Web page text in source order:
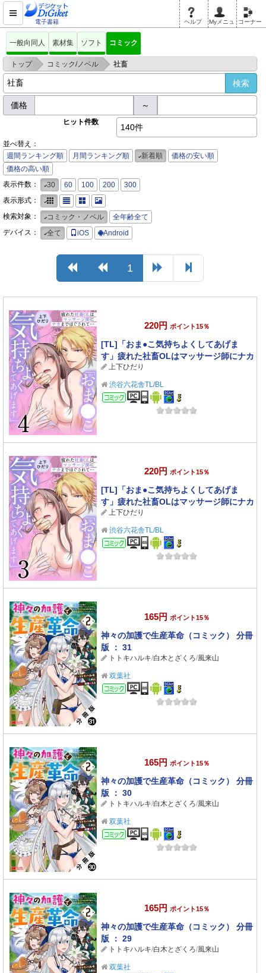
電子書籍 ヘルプ Myメニュ コーナー
一般向同人 素材集 ソフト コミック
トップ > コミック/ノベル > 社畜
価格 ～
ヒット件数
140件
並べ替え：
週間ランキング順
月間ランキング順 新着順
価格の安い順
価格の高い順
表示件数：
30 60 100 200
300
表示形式：
検索対象：
コミック・ノベル
全年齢全て
デバイス：
全て iOS Android
1
220円 ポイント15％
[TL]「おま●こ気持ちよくしてあげま
す」疲れた社畜OLはマッサージ師にナカ
までほぐされて…(4)
上下ひだり
渋谷六花舎TL/BL
コミック
220円 ポイント15％
[TL]「おま●こ気持ちよくしてあげま
す」疲れた社畜OLはマッサージ師にナカ
までほぐされて…(3)
上下ひだり
渋谷六花舎TL/BL
コミック
165円 ポイント15％
神々の加護で生産革命（コミック） 分冊
版 ： 31
トトキハルキ/白木とざくろ/風来山
双葉社
コミック
165円 ポイント15％
神々の加護で生産革命（コミック） 分冊
版 ： 30
トトキハルキ/白木とざくろ/風来山
双葉社
コミック
165円 ポイント15％
神々の加護で生産革命（コミック） 分冊
版 ： 29
トトキハルキ/白木とざくろ/風来山
双葉社